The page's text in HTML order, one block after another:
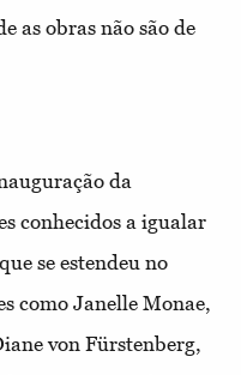
as obras não são de
da
conhecidos a igualar
se estendeu no
como Janelle Monae,
von Fürstenberg,